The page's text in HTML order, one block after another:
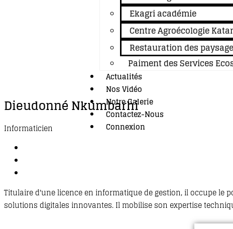
Ekagri académie
Centre Agroécologie
Restauration des
Paiment des Services
Actualités
Nos Vidéo
Notre Galerie
Contactez-Nous
Connexion
Dieudonné Nkumbarhi
Informaticien
Titulaire d'une licence en informatique de gestion, il occupe le
solutions digitales innovantes. Il mobilise son expertise